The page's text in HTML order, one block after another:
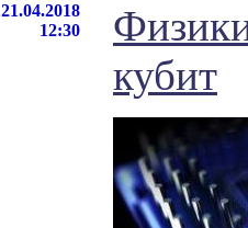
21.04.2018
12:30
кубит